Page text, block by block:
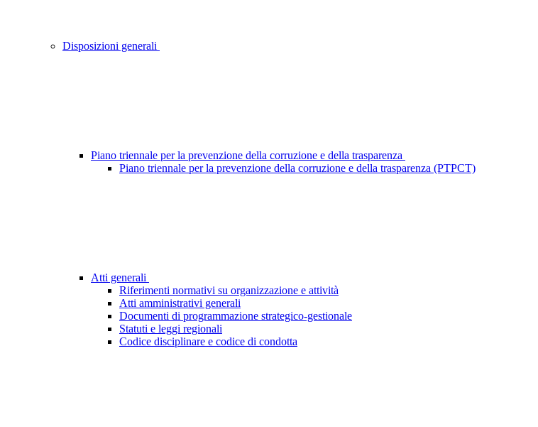
Disposizioni generali
Piano triennale per la prevenzione della corruzione e della trasparenza
Piano triennale per la prevenzione della corruzione e della trasparenza (PTPCT)
Atti generali
Riferimenti normativi su organizzazione e attività
Atti amministrativi generali
Documenti di programmazione strategico-gestionale
Statuti e leggi regionali
Codice disciplinare e codice di condotta